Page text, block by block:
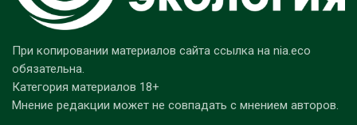
При копировании материалов сайта ссылка на nia.eco
обязательна.
Категория материалов 18+
Мнение редакции может не совпадать с мнением авторов.